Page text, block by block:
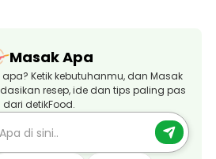
Masak Apa
Ketik kebutuhanmu, dan Masak
resep, ide dan tips paling pas
dari detikFood.